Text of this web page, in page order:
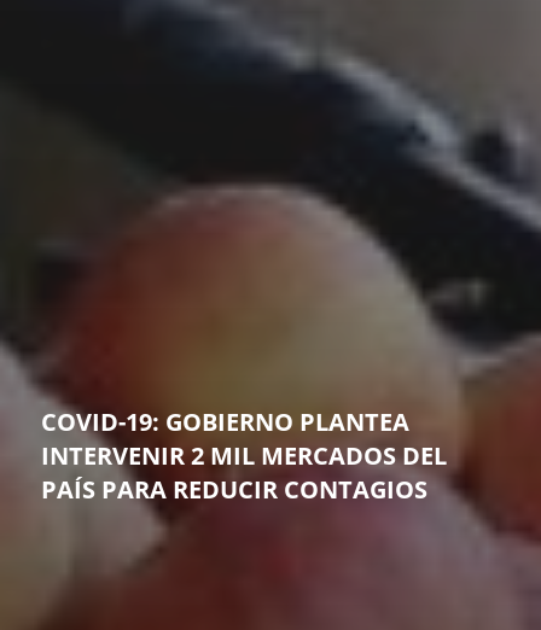
COVID-19: GOBIERNO PLANTEA
INTERVENIR 2 MIL MERCADOS DEL
PAÍS PARA REDUCIR CONTAGIOS